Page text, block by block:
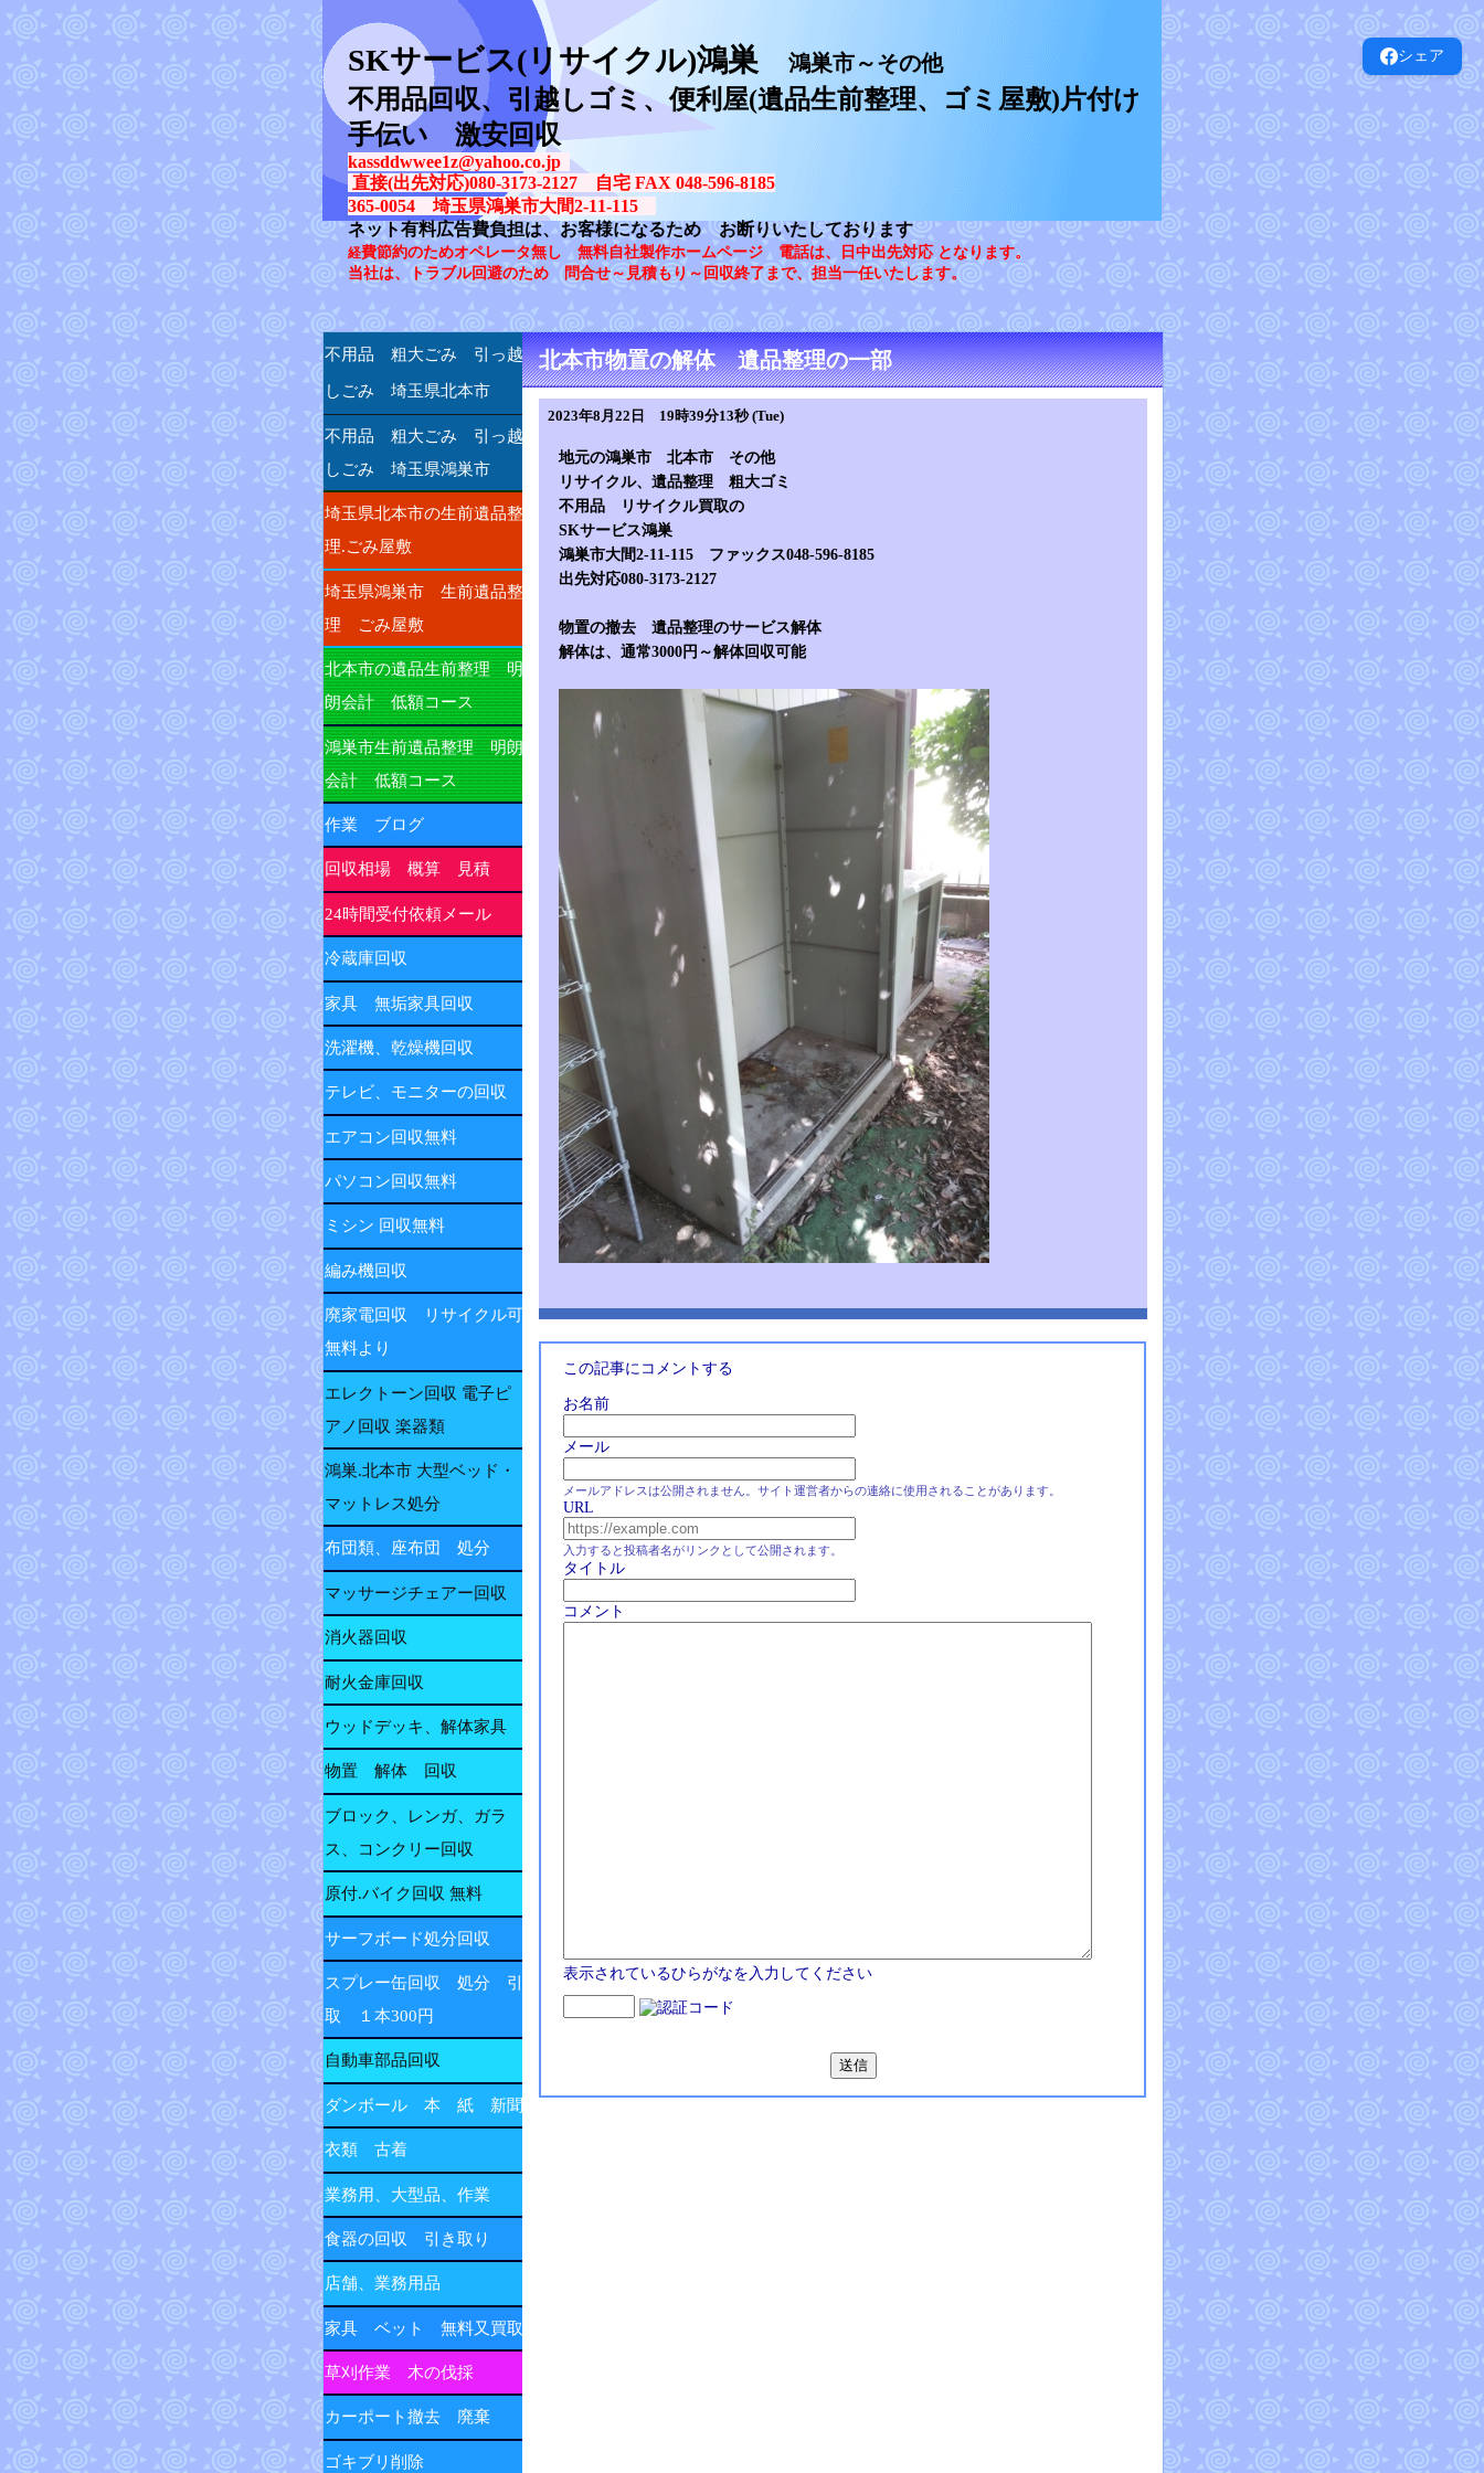
シェア
SKサービス(リサイクル)鴻巣 鴻巣市～その他
不用品回収、引越しゴミ、便利屋(遺品生前整理、ゴミ屋敷)片付け
手伝い 激安回収
kassddwwee1z@yahoo.co.jp
直接(出先対応)080-3173-2127 自宅 FAX 048-596-8185
365-0054 埼玉県鴻巣市大間2-11-115
ネット有料広告費負担は、お客様になるため お断りいたしております
経費節約のためオペレータ無し 無料自社製作ホームページ 電話は、日中出先対応 となります。
当社は、トラブル回避のため 問合せ～見積もり～回収終了まで、担当一任いたします。
北本市物置の解体 遺品整理の一部
2023年8月22日 19時39分13秒 (Tue)
地元の鴻巣市 北本市 その他
リサイクル、遺品整理 粗大ゴミ
不用品 リサイクル買取の
SKサービス鴻巣
鴻巣市大間2-11-115 ファックス048-596-8185
出先対応080-3173-2127
物置の撤去 遺品整理のサービス解体
解体は、通常3000円～解体回収可能
この記事にコメントする
お名前
メール
メールアドレスは公開されません。サイト運営者からの連絡に使用されることがあります。
URL
入力すると投稿者名がリンクとして公開されます。
タイトル
コメント
表示されているひらがなを入力してください
不用品 粗大ごみ 引っ越
しごみ 埼玉県北本市
不用品 粗大ごみ 引っ越
しごみ 埼玉県鴻巣市
埼玉県北本市の生前遺品整
理.ごみ屋敷
埼玉県鴻巣市 生前遺品整
理 ごみ屋敷
北本市の遺品生前整理 明
朗会計 低額コース
鴻巣市生前遺品整理 明朗
会計 低額コース
作業 ブログ
回収相場 概算 見積
24時間受付依頼メール
冷蔵庫回収
家具 無垢家具回収
洗濯機、乾燥機回収
テレビ、モニターの回収
エアコン回収無料
パソコン回収無料
ミシン 回収無料
編み機回収
廃家電回収 リサイクル可
無料より
エレクトーン回収 電子ピ
アノ回収 楽器類
鴻巣.北本市 大型ベッド・
マットレス処分
布団類、座布団 処分
マッサージチェアー回収
消火器回収
耐火金庫回収
ウッドデッキ、解体家具
物置 解体 回収
ブロック、レンガ、ガラ
ス、コンクリー回収
原付.バイク回収 無料
サーフボード処分回収
スプレー缶回収 処分 引
取 １本300円
自動車部品回収
ダンボール 本 紙 新聞
衣類 古着
業務用、大型品、作業
食器の回収 引き取り
店舗、業務用品
家具 ベット 無料又買取
草刈作業 木の伐採
カーポート撤去 廃棄
ゴキブリ削除